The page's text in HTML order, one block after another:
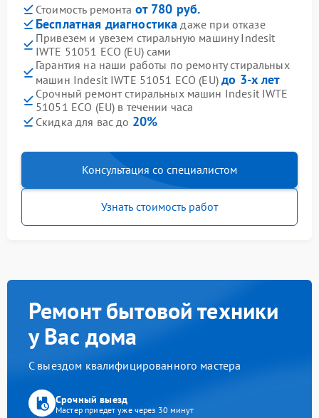
Стоимость ремонта от 780 руб.
Бесплатная диагностика даже при отказе
Привезем и увезем стиральную машину Indesit
IWTE 51051 ECO (EU) сами
Гарантия на наши работы по ремонту стиральных
машин Indesit IWTE 51051 ECO (EU)до 3-х лет
Срочный ремонт стиральных машин Indesit IWTE
51051 ECO (EU) в течении часа
Скидка для вас до 20%
Консультация со специалистом
Узнать стоимость работ
Ремонт бытовой техники
у Вас дома
С выездом квалифицированного мастера
Срочный выезд
Мастер приедет уже через 30 минут